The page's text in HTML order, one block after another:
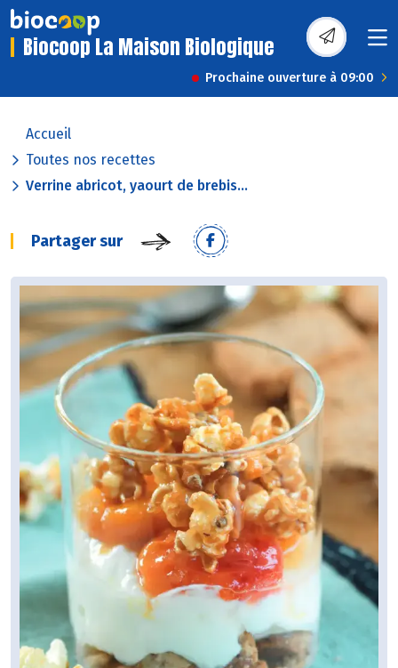
Biocoop La Maison Biologique
Prochaine ouverture à 09:00
Accueil
Toutes nos recettes
Verrine abricot, yaourt de brebis...
Partager sur